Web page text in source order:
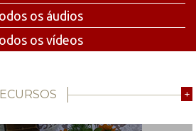
os áudios
os vídeos
+